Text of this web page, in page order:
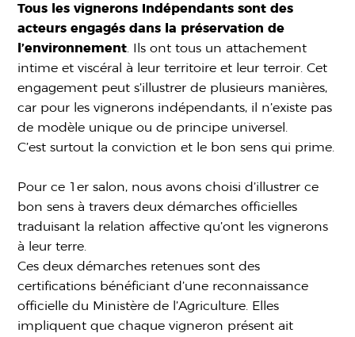
Tous les vignerons Indépendants sont des
acteurs engagés dans la préservation de
l’environnement. Ils ont tous un attachement
intime et viscéral à leur territoire et leur terroir. Cet
engagement peut s’illustrer de plusieurs manières,
car pour les vignerons indépendants, il n’existe pas
de modèle unique ou de principe universel.
C’est surtout la conviction et le bon sens qui prime.
Pour ce 1er salon, nous avons choisi d’illustrer ce
bon sens à travers deux démarches officielles
traduisant la relation affective qu’ont les vignerons
à leur terre.
Ces deux démarches retenues sont des
certifications bénéficiant d’une reconnaissance
officielle du Ministère de l’Agriculture. Elles
impliquent que chaque vigneron présent ait